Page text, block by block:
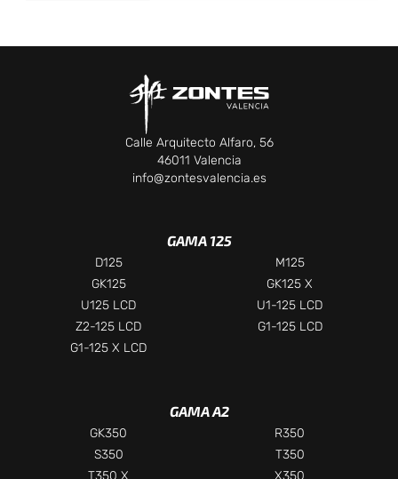
Chatea con nosotros
Selecciona el departamento
Calle Arquitecto Alfaro, 56
46011 Valencia
info@zontesvalencia.es
GAMA 125
D125
M125
GK125
GK125 X
U125 LCD
U1-125 LCD
Z2-125 LCD
G1-125 LCD
G1-125 X LCD
GAMA A2
GK350
R350
S350
T350
T350 X
X350